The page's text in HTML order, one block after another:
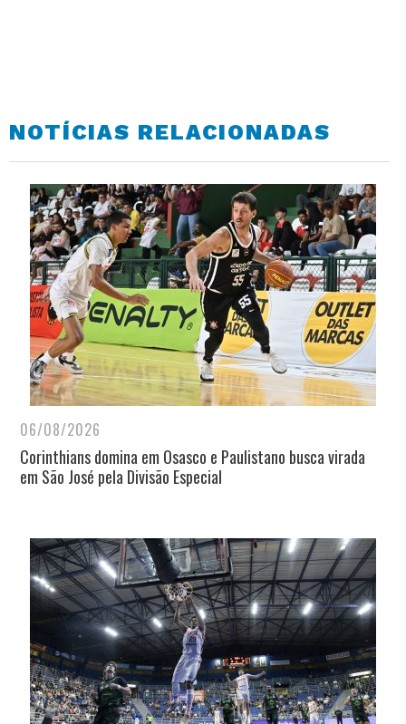
NOTÍCIAS RELACIONADAS
06/08/2026
Corinthians domina em Osasco e Paulistano busca virada
em São José pela Divisão Especial